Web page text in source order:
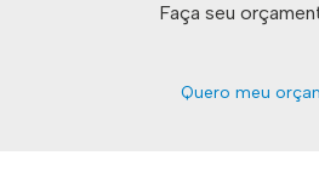
Faça seu
Quero meu